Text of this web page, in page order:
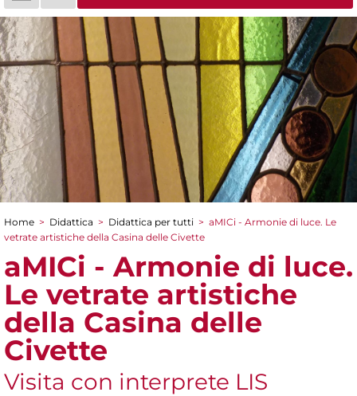
Tu sei qui
Home > Didattica > Didattica per tutti > aMICi - Armonie di luce. Le
vetrate artistiche della Casina delle Civette
aMICi - Armonie di luce.
Le vetrate artistiche
della Casina delle
Civette
Visita con interprete LIS